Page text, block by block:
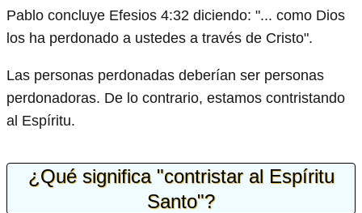
Pablo concluye Efesios 4:32 diciendo: "... como Dios
los ha perdonado a ustedes a través de Cristo".
Las personas perdonadas deberían ser personas
perdonadoras. De lo contrario, estamos contristando
al Espíritu.
¿Qué significa "contristar al Espíritu
Santo"?